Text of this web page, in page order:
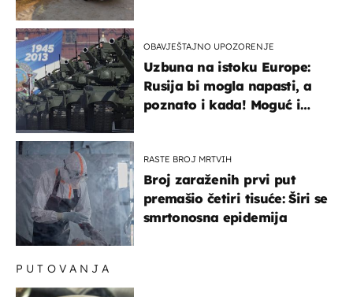
OBAVJEŠTAJNO UPOZORENJE
Uzbuna na istoku Europe:
Rusija bi mogla napasti, a
poznato i kada! Moguć i
RASTE BROJ MRTVIH
Broj zaraženih prvi put
premašio četiri tisuće: Širi se
smrtonosna epidemija
PUTOVANJA